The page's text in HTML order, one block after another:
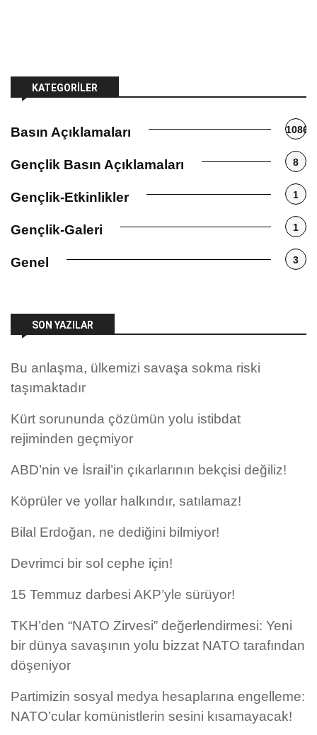
KATEGORILER
Basın Açıklamaları 1086
Gençlik Basın Açıklamaları 8
Gençlik-Etkinlikler 1
Gençlik-Galeri 1
Genel 3
SON YAZILAR
Bu anlaşma, ülkemizi savaşa sokma riski
taşımaktadır
Kürt sorununda çözümün yolu istibdat
rejiminden geçmiyor
ABD’nin ve İsrail’in çıkarlarının bekçisi değiliz!
Köprüler ve yollar halkındır, satılamaz!
Bilal Erdoğan, ne dediğini bilmiyor!
Devrimci bir sol cephe için!
15 Temmuz darbesi AKP’yle sürüyor!
TKH’den “NATO Zirvesi” değerlendirmesi: Yeni
bir dünya savaşının yolu bizzat NATO tarafından
döşeniyor
Partimizin sosyal medya hesaplarına engelleme:
NATO’cular komünistlerin sesini kısamayacak!